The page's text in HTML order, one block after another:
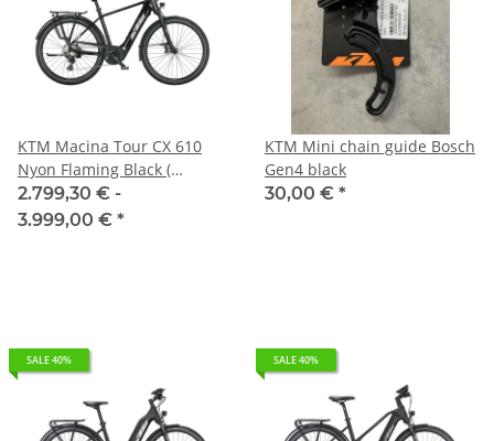
KTM Macina Tour CX 610
Nyon Flaming Black (
Silver+Orange)
2.799,30 € -
3.999,00 € *
KTM Mini chain guide Bosch
Gen4 black
30,00 € *
SALE 40% SALE 40%